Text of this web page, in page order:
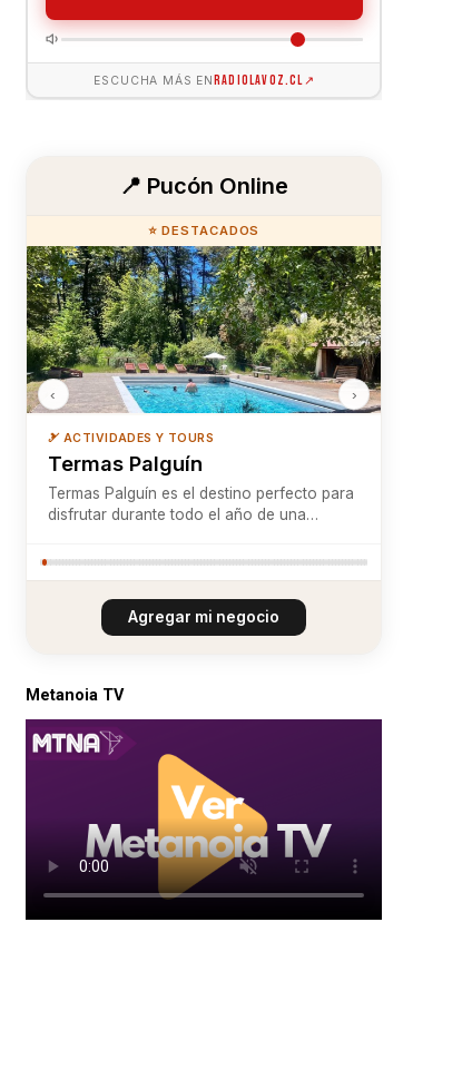
📍 Pucón Online
⭐ DESTACADOS
🎿 ACTIVIDADES Y TOURS
Termas Palguín
Termas Palguín es el destino perfecto para
disfrutar durante todo el año de una
con la naturaleza. Ubicadas en un entorno
privilegiado, estas termas ofrecen baños
termales privados y piscinas al aire libr...
‹ ›
Agregar mi negocio
Metanoia TV